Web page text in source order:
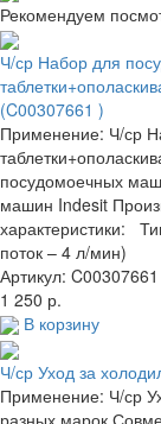
Рекомендуем
Ч/ср Набор для
(C00307661 )
Применение: Ч/ср
посудомоечных
машин Indesit
характеристики:
поток – 4 л/мин)
Артикул: C00307661
1 250 р.
В корзину
Ч/ср Уход за
Применение: Ч/ср
разных марок